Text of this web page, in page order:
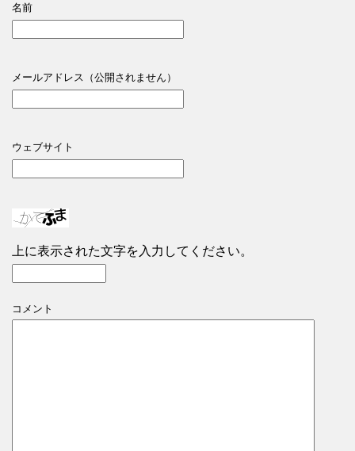
名前
メールアドレス（公開されません）
ウェブサイト
上に表示された文字を入力してください。
コメント